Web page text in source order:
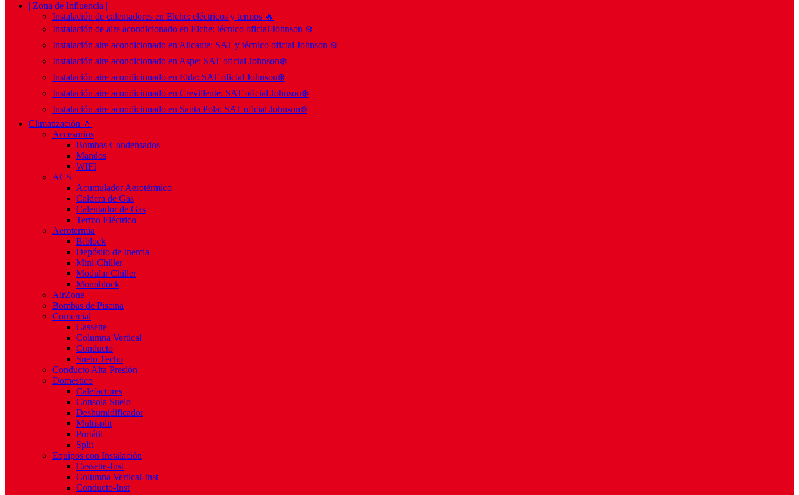
| Zona de Influencia |
Instalación de calentadores en Elche: eléctricos y termos 🔥
Instalación de aire acondicionado en Elche: técnico oficial Johnson ❄️
Instalación aire acondicionado en Alicante: SAT y técnico oficial Johnson ❄️
Instalación aire acondicionado en Aspe: SAT oficial Johnson❄️
Instalación aire acondicionado en Elda: SAT oficial Johnson❄️
Instalación aire acondicionado en Crevillente: SAT oficial Johnson❄️
Instalación aire acondicionado en Santa Pola: SAT oficial Johnson❄️
Climatización 💧
Accesorios
Bombas Condensados
Mandos
WIFI
ACS
Acumulador Aerotérmico
Caldera de Gas
Calentador de Gas
Termo Eléctrico
Aerotermia
Biblock
Depósito de Inercia
Mini-Chiller
Modular Chiller
Monoblock
AirZone
Bombas de Piscina
Comercial
Cassette
Columna Vertical
Conducto
Suelo Techo
Conducto Alta Presión
Doméstico
Calefactores
Consola Suelo
Deshumidificador
Multisplit
Portátil
Split
Equipos con Instalación
Cassette-Inst
Columna Vertical-Inst
Conducto-Inst